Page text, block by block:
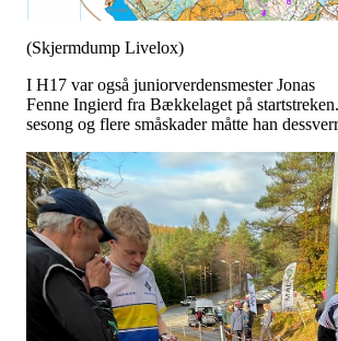
(Skjermdump Livelox)
I H17 var også juniorverdensmester Jonas
Fenne Ingierd fra Bækkelaget på
sesong og flere småskader måtte han